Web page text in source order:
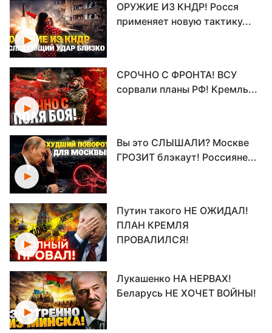
ОРУЖИЕ ИЗ КНДР! Росся
применяет новую тактику...
СРОЧНО С ФРОНТА! ВСУ
сорвали планы РФ! Кремль...
Вы это СЛЫШАЛИ? Москве
ГРОЗИТ блэкаут! Россияне...
Путин такого НЕ ОЖИДАЛ!
ПЛАН КРЕМЛЯ
ПРОВАЛИЛСЯ!
Лукашенко НА НЕРВАХ!
Беларусь НЕ ХОЧЕТ ВОЙНЫ!